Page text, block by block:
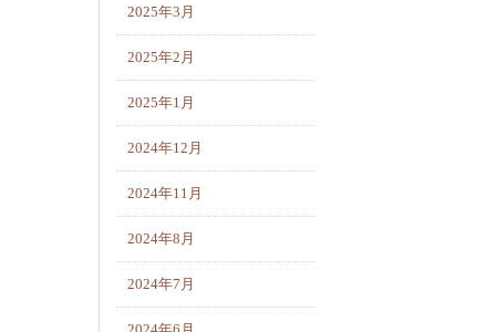
2025年3月
2025年2月
2025年1月
2024年12月
2024年11月
2024年8月
2024年7月